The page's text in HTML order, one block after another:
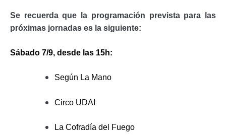
Se recuerda que la programación prevista para las
próximas jornadas es la siguiente:
Sábado 7/9, desde las 15h:
Según La Mano
Circo UDAI
La Cofradía del Fuego